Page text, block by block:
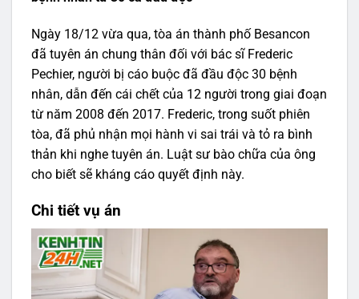
Ngày 18/12 vừa qua, tòa án thành phố Besancon
đã tuyên án chung thân đối với bác sĩ Frederic
Pechier, người bị cáo buộc đã đầu độc 30 bệnh
nhân, dẫn đến cái chết của 12 người trong giai đoạn
từ năm 2008 đến 2017. Frederic, trong suốt phiên
tòa, đã phủ nhận mọi hành vi sai trái và tỏ ra bình
thản khi nghe tuyên án. Luật sư bào chữa của ông
cho biết sẽ kháng cáo quyết định này.
Chi tiết vụ án